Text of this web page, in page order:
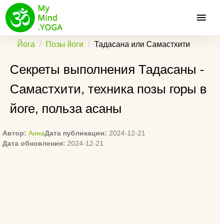
Йога Позы йоги Тадасана или Самастхити
Секреты выполнения Тадасаны -
Самастхити, техника позы горы в
йоге, польза асаны
Автор: АннаДата публикации: 2024-12-21
Дата обновления: 2024-12-21